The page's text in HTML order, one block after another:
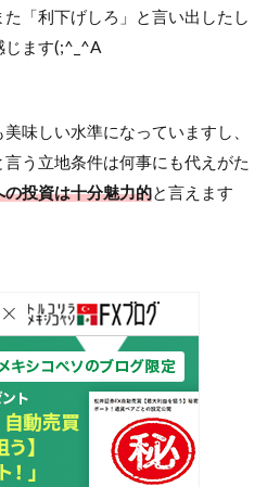
「利下げしろ」と言い出したし
じます(;^_^A
味しい水準になっていますし、
う立地条件は何事にも代えがた
投資は十分魅力的と言えます